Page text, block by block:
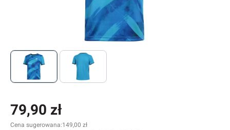
79,90 zł
Cena sugerowana:149,00 zł